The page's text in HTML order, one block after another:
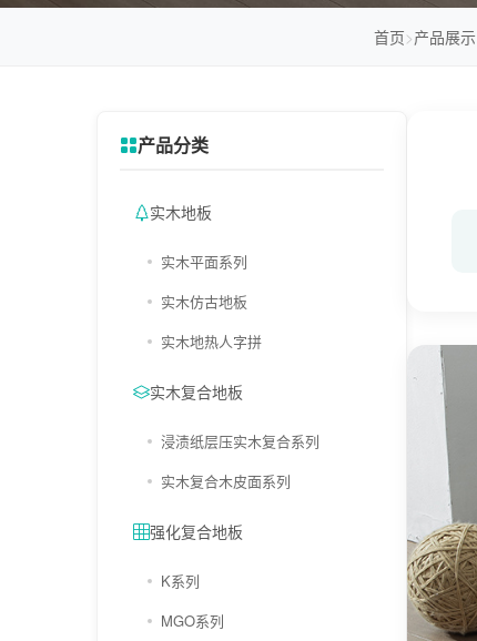
首页>产品展示
产品分类
实木地板
实木平面系列
实木仿古地板
实木地热人字拼
实木复合地板
浸渍纸层压实木复合系列
实木复合木皮面系列
强化复合地板
K系列
MGO系列